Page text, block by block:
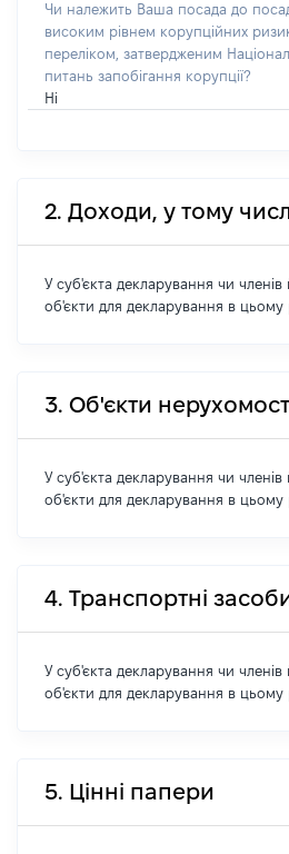
Чи належить Ваша посада до
високим рівнем корупційних
переліком, затвердженим
питань запобігання корупції?
Ні
2. Доходи, у тому
У суб'єкта декларування чи членів
об'єкти для декларування в цьому
3. Об'єкти
У суб'єкта декларування чи членів
об'єкти для декларування в цьому
4. Транспортні
У суб'єкта декларування чи членів
об'єкти для декларування в цьому
5. Цінні папери